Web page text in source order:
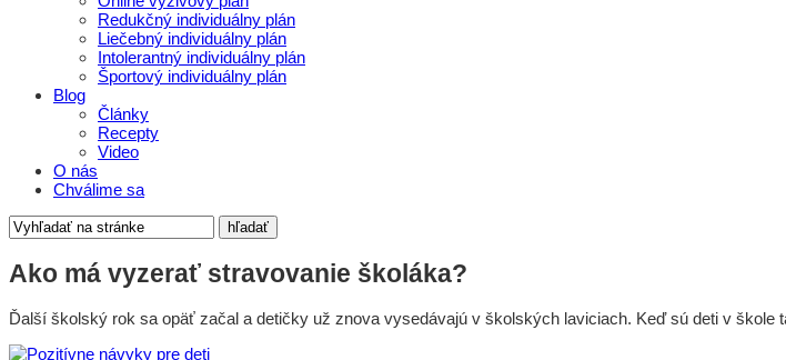
Redukčný individuálny plán
Liečebný individuálny plán
Intolerantný individuálny plán
Športový individuálny plán
Blog
Články
Recepty
Video
O nás
Chválime sa
Ako má vyzerať stravovanie školáka?
Ďalší školský rok sa opäť začal a detičky už znova vysedávajú v školských laviciach. Keď sú deti v